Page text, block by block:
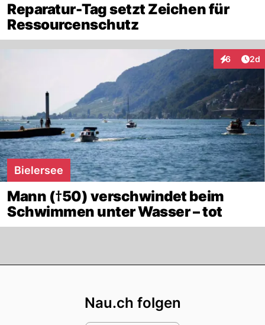
Reparatur-Tag setzt Zeichen für
Ressourcenschutz
6 2d
Bielersee
Mann (†50) verschwindet beim
Schwimmen unter Wasser – tot
Nau.ch folgen